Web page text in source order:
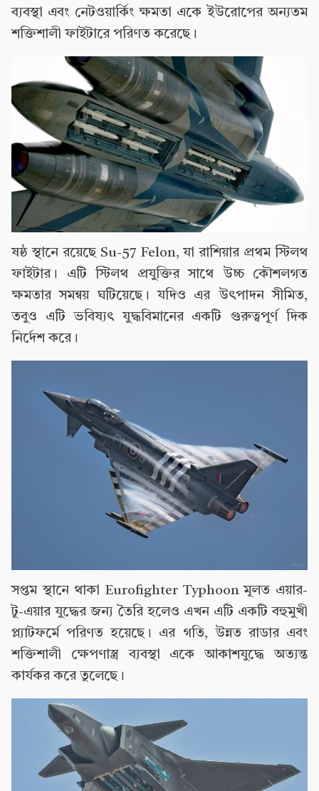
ব্যবস্থা এবং নেটওয়ার্কিং ক্ষমতা একে ইউরোপের অন্যতম
শক্তিশালী ফাইটারে পরিণত করেছে।
ষষ্ঠ স্থানে রয়েছে Su-57 Felon, যা রাশিয়ার প্রথম স্টিলথ
ফাইটার। এটি স্টিলথ প্রযুক্তির সাথে উচ্চ কৌশলগত
ক্ষমতার সমন্বয় ঘটিয়েছে। যদিও এর উৎপাদন সীমিত,
তবুও এটি ভবিষ্যৎ যুদ্ধবিমানের একটি গুরুত্বপূর্ণ দিক
নির্দেশ করে।
সপ্তম স্থানে থাকা Eurofighter Typhoon মূলত এয়ার-
টু-এয়ার যুদ্ধের জন্য তৈরি হলেও এখন এটি একটি বহুমুখী
প্ল্যাটফর্মে পরিণত হয়েছে। এর গতি, উন্নত রাডার এবং
শক্তিশালী ক্ষেপণাস্ত্র ব্যবস্থা একে আকাশযুদ্ধে অত্যন্ত
কার্যকর করে তুলেছে।